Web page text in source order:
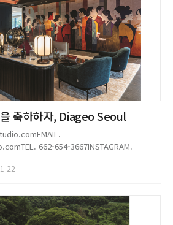
축하하자, Diageo Seoul
662-654-3667INSTAGRAM.
22